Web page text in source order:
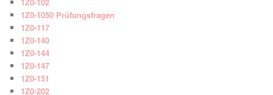
1Z0-1050 Prüfungsfragen
1Z0-117
1Z0-140
1Z0-144
1Z0-147
1Z0-151
1Z0-202